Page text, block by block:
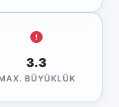
3.3
BÜYÜKLÜK